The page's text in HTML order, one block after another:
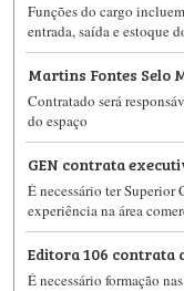
Funções do cargo
entrada, saída e estoque
Martins Fontes Selo
Contratado será
do espaço
GEN contrata
É necessário ter Superior
experiência na área
Editora 106
É necessário formação